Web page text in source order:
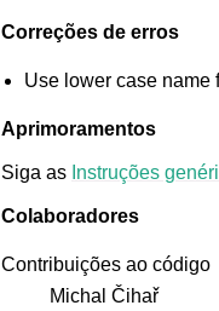
Correções de erros
Use lower case name
Aprimoramentos
Siga as Instruções
Colaboradores
Contribuições ao código
Michal Čihař